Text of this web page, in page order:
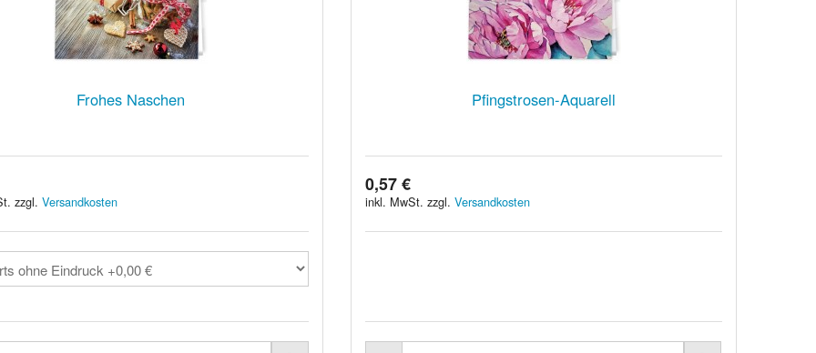
Frohes Naschen
zzgl. Versandkosten
Pfingstrosen-Aquarell
0,57 €
inkl. MwSt. zzgl.Versandkosten